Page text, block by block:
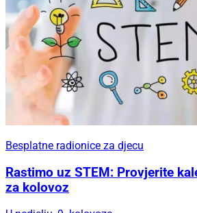
Besplatne radionice za djecu
Rastimo uz STEM: Provjerite
za kolovoz